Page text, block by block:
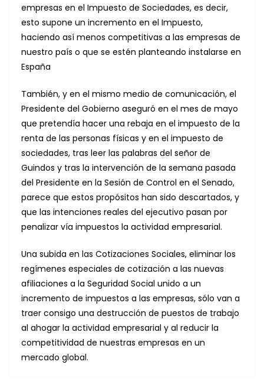
empresas en el Impuesto de Sociedades, es decir,
esto supone un incremento en el Impuesto,
haciendo así menos competitivas a las empresas de
nuestro país o que se estén planteando instalarse en
España
También, y en el mismo medio de comunicación, el
Presidente del Gobierno aseguró en el mes de mayo
que pretendía hacer una rebaja en el impuesto de la
renta de las personas físicas y en el impuesto de
sociedades, tras leer las palabras del señor de
Guindos y tras la intervención de la semana pasada
del Presidente en la Sesión de Control en el Senado,
parece que estos propósitos han sido descartados, y
que las intenciones reales del ejecutivo pasan por
penalizar vía impuestos la actividad empresarial.
Una subida en las Cotizaciones Sociales, eliminar los
regímenes especiales de cotización a las nuevas
afiliaciones a la Seguridad Social unido a un
incremento de impuestos a las empresas, sólo van a
traer consigo una destrucción de puestos de trabajo
al ahogar la actividad empresarial y al reducir la
competitividad de nuestras empresas en un
mercado global.